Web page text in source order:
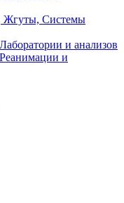
Жгуты, Системы
и анализов
и